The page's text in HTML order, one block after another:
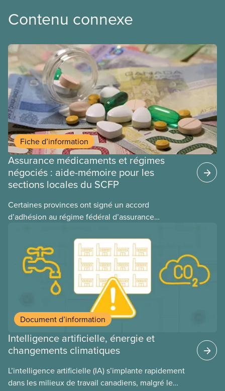
Contenu connexe
Fiche d’information
Assurance médicaments et régimes
négociés : aide-mémoire pour les
sections locales du SCFP
Certaines provinces ont signé un accord
d’adhésion au régime fédéral d’assurance
ces provinces s’interrogent sur l’incidence que ce
régime pourrait avoir sur leurs avantages
sociaux actuels.
Document d’information
Intelligence artificielle, énergie et
changements climatiques
L’intelligence artificielle (IA) s’implante rapidement
dans les milieux de travail canadiens, malgré le